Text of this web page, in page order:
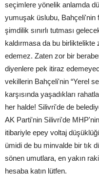
seçimlere yönelik anlamda
yumuşak üslubu, Bahçeli'nin
şimdilik sınırlı tutması
kaldırmasa da bu
edemez. Zaten zor bir
diyenlere pek itiraz
vekillerin Bahçeli'nin “Yerel
karşısında yaşadıkları
her halde! Silivri'de de
AK Parti'nin Silivri'de
itibariyle epey voltaj
ümidi de bu minvalde bir tık
sönen umutlara, en yakın
hesaba katın lütfen.